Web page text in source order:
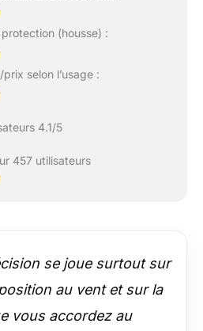
(housse) :
selon l’usage :
4.1/5
457 utilisateurs
se joue surtout sur
au vent et sur la
vous accordez au